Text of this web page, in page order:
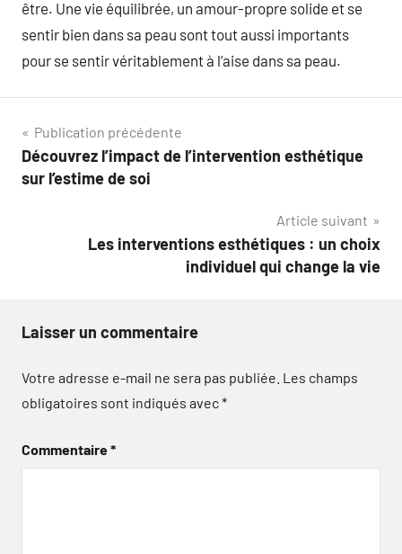
être. Une vie équilibrée, un amour-propre solide et se
sentir bien dans sa peau sont tout aussi importants
pour se sentir véritablement à l’aise dans sa peau.
Navigation
de
Publication précédente
Découvrez l’impact de l’intervention esthétique
sur l’estime de soi
Article suivant
Les interventions esthétiques : un choix
individuel qui change la vie
Laisser un commentaire
Votre adresse e-mail ne sera pas publiée. Les champs
obligatoires sont indiqués avec*
Commentaire*